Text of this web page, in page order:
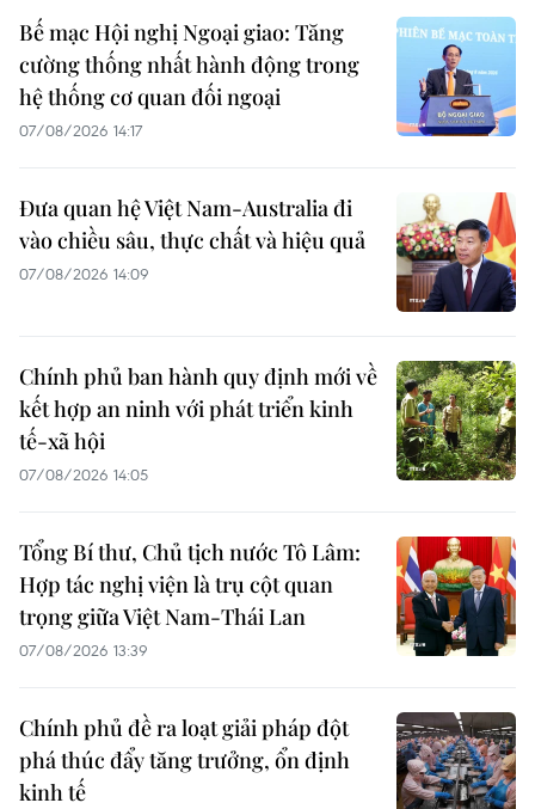
Bế mạc Hội nghị Ngoại giao: Tăng
cường thống nhất hành động trong
hệ thống cơ quan đối ngoại
07/08/2026 14:17
Đưa quan hệ Việt Nam-Australia đi
vào chiều sâu, thực chất và hiệu quả
07/08/2026 14:09
Chính phủ ban hành quy định mới về
kết hợp an ninh với phát triển kinh
tế-xã hội
07/08/2026 14:05
Tổng Bí thư, Chủ tịch nước Tô Lâm:
Hợp tác nghị viện là trụ cột quan
trọng giữa Việt Nam-Thái Lan
07/08/2026 13:39
Chính phủ đề ra loạt giải pháp đột
phá thúc đẩy tăng trưởng, ổn định
kinh tế